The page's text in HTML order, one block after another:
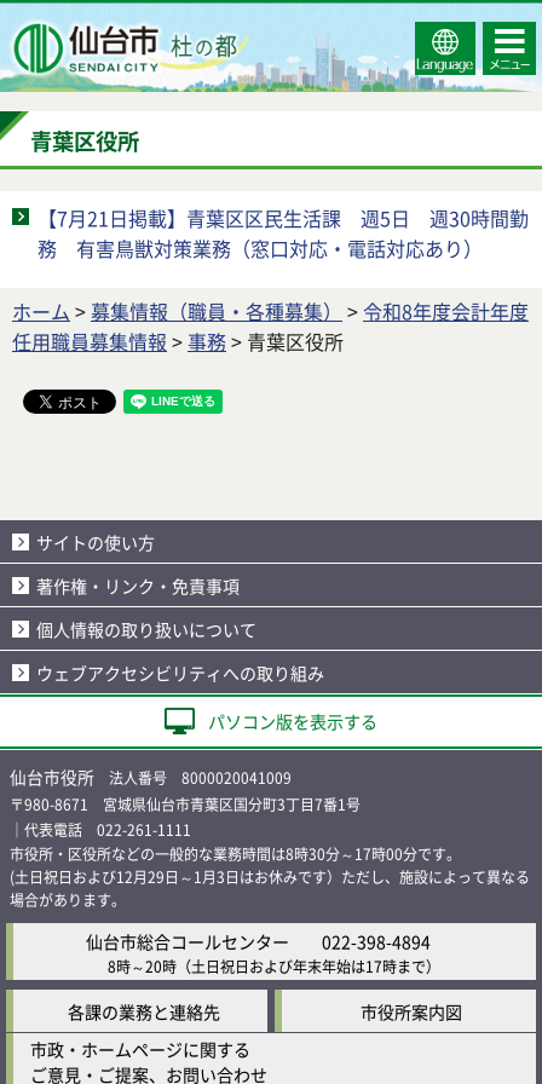
Select
Language
コンテ
ンツメ
ニュー
青葉区役所
【7月21日掲載】青葉区区民生活課 週5日 週30時間勤
務 有害鳥獣対策業務（窓口対応・電話対応あり）
ホーム >募集情報（職員・各種募集） >令和8年度会計年度
任用職員募集情報 >事務> 青葉区役所
サイトの使い方
著作権・リンク・免責事項
個人情報の取り扱いについて
ウェブアクセシビリティへの取り組み
パソコン版を表示する
仙台市役所 法人番号 8000020041009
〒980-8671 宮城県仙台市青葉区国分町3丁目7番1号
｜代表電話 022-261-1111
市役所・区役所などの一般的な業務時間は8時30分～17時00分です。
(土日祝日および12月29日～1月3日はお休みです）ただし、施設によって異なる
場合があります。
仙台市総合コールセンター 022-398-4894
8時～20時 （土日祝日および年末年始は17時まで）
各課の業務と連絡先
市役所案内図
市政・ホームページに関する
ご意見・ご提案、お問い合わせ